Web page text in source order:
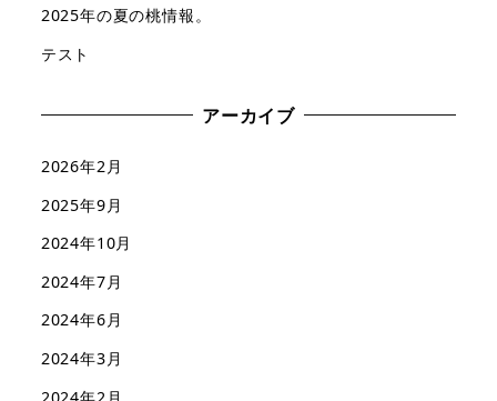
2025年の夏の桃情報。
テスト
アーカイブ
2026年2月
2025年9月
2024年10月
2024年7月
2024年6月
2024年3月
2024年2月